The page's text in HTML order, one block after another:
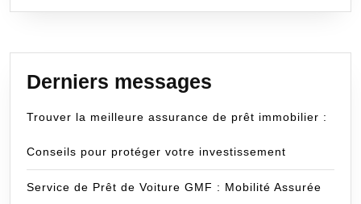
Derniers messages
Trouver la meilleure assurance de prêt immobilier :
Conseils pour protéger votre investissement
Service de Prêt de Voiture GMF : Mobilité Assurée